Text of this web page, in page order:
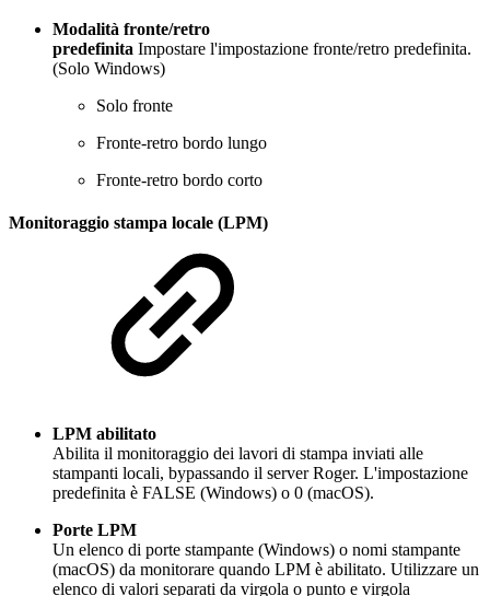
Modalità fronte/retro
predefinita Impostare l'impostazione fronte/retro predefinita.
(Solo Windows)
Solo fronte
Fronte-retro bordo lungo
Fronte-retro bordo corto
Monitoraggio stampa locale (LPM)
LPM abilitato
Abilita il monitoraggio dei lavori di stampa inviati alle
stampanti locali, bypassando il server Roger. L'impostazione
predefinita è FALSE (Windows) o 0 (macOS).
Porte LPM
Un elenco di porte stampante (Windows) o nomi stampante
(macOS) da monitorare quando LPM è abilitato. Utilizzare un
elenco di valori separati da virgola o punto e virgola